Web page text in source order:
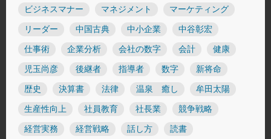
ビジネスマナー マネジメント マーケティング
リーダー 中国古典 中小企業 中谷彰宏
仕事術 企業分析 会社の数字 会計 健康
児玉尚彦 後継者 指導者 数字 新将命
歴史 決算書 法律 温泉 癒し 牟田太陽
生産性向上 社員教育 社長業 競争戦略
経営実務 経営戦略 話し方 読書